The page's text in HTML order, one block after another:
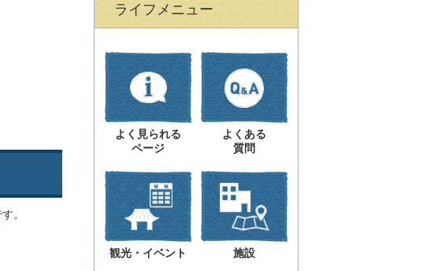
。
ライフメニュー
よく見られる
ページ
よくある
質問
観光・イベント 施設